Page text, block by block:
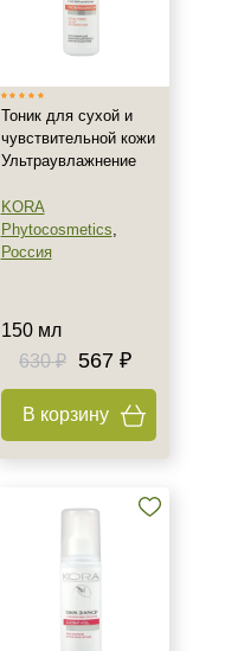
Тоник для сухой и
чувствительной кожи
Ультраувлажнение
KORA
Phytocosmetics,
Россия
150 мл
630 ₽ 567 ₽
В корзину